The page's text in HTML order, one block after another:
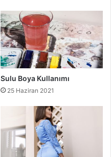
Sulu Boya Kullanımı
25 Haziran 2021